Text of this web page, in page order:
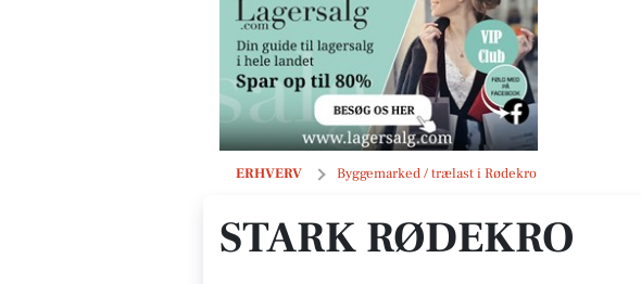
ERHVERV Byggemarked / trælast i Rødekro
STARK Rødekro
STARK RØDEKRO